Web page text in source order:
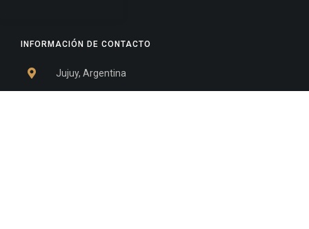
INFORMACIÓN DE CONTACTO
Jujuy, Argentina